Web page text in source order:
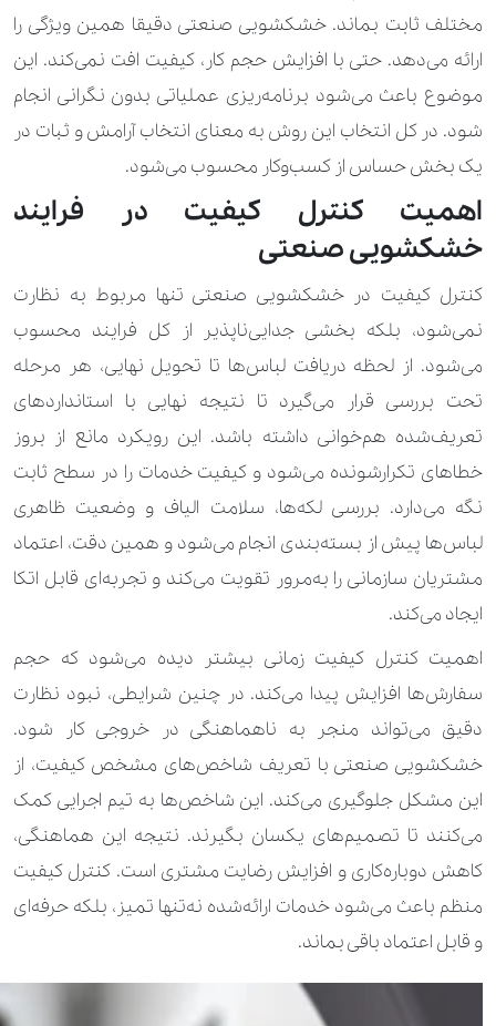
مختلف ثابت بماند. خشکشویی صنعتی دقیقا همین ویژگی را
ارائه می‌دهد. حتی با افزایش حجم کار، کیفیت افت نمی‌کند. این
موضوع باعث می‌شود برنامه‌ریزی عملیاتی بدون نگرانی انجام
شود. در کل انتخاب این روش به معنای انتخاب آرامش و ثبات در
یک بخش حساس از کسب‌وکار محسوب می‌شود.
اهمیت کنترل کیفیت در فرایند
خشکشویی صنعتی
کنترل کیفیت در خشکشویی صنعتی تنها مربوط به نظارت
نمی‌شود، بلکه بخشی جدایی‌ناپذیر از کل فرایند محسوب
می‌شود. از لحظه دریافت لباس‌ها تا تحویل نهایی، هر مرحله
تحت بررسی قرار می‌گیرد تا نتیجه نهایی با استانداردهای
تعریف‌شده هم‌خوانی داشته باشد. این رویکرد مانع از بروز
خطاهای تکرارشونده می‌شود و کیفیت خدمات را در سطح ثابت
نگه می‌دارد. بررسی لکه‌ها، سلامت الیاف و وضعیت ظاهری
لباس‌ها پیش از بسته‌بندی انجام می‌شود و همین دقت، اعتماد
مشتریان سازمانی را به‌مرور تقویت می‌کند و تجربه‌ای قابل اتکا
ایجاد می‌کند.
اهمیت کنترل کیفیت زمانی بیشتر دیده می‌شود که حجم
سفارش‌ها افزایش پیدا می‌کند. در چنین شرایطی، نبود نظارت
دقیق می‌تواند منجر به ناهماهنگی در خروجی کار شود.
خشکشویی صنعتی با تعریف شاخص‌های مشخص کیفیت، از
این مشکل جلوگیری می‌کند. این شاخص‌ها به تیم اجرایی کمک
می‌کنند تا تصمیم‌های یکسان بگیرند. نتیجه این هماهنگی،
کاهش دوباره‌کاری و افزایش رضایت مشتری است. کنترل کیفیت
منظم باعث می‌شود خدمات ارائه‌شده نه‌تنها تمیز، بلکه حرفه‌ای
و قابل اعتماد باقی بماند.